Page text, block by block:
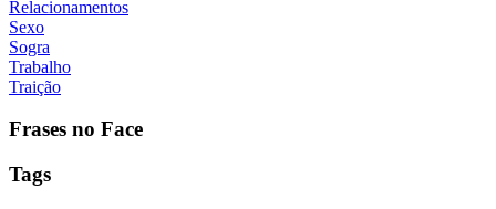
Relacionamentos
Sexo
Sogra
Trabalho
Traição
Frases no Face
Tags